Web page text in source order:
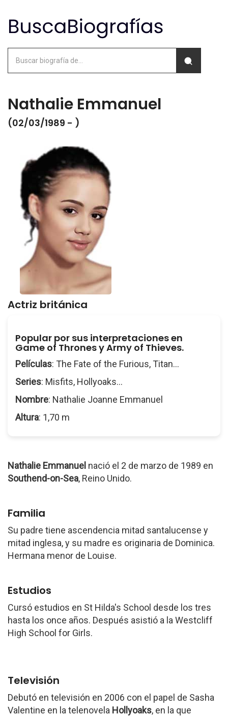
Nathalie Emmanuel
(02/03/1989 - )
Actriz británica
Popular por sus interpretaciones en
Game of Thrones y Army of Thieves.
Películas: The Fate of the Furious, Titan...
Series: Misfits, Hollyoaks...
Nombre: Nathalie Joanne Emmanuel
Altura: 1,70 m
Nathalie Emmanuel nació el 2 de marzo de 1989 en
Southend-on-Sea, Reino Unido.
Familia
Su padre tiene ascendencia mitad santalucense y
mitad inglesa, y su madre es originaria de Dominica.
Hermana menor de Louise.
Estudios
Cursó estudios en St Hilda's School desde los tres
hasta los once años. Después asistió a la Westcliff
High School for Girls.
Televisión
Debutó en televisión en 2006 con el papel de Sasha
Valentine en la telenovela Hollyoaks, en la que